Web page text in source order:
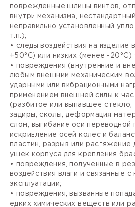
поврежденные шлицы винтов,
внутри механизма,
неправильно установленный
т.п.);
• следы воздействия на изделие
+50°С) или низких (менее -20°С)
• повреждения (внутренние и
любым внешним механическим
ударными или вибрационными
применением внешней силы к
(разбитое или выпавшее стекло,
задиры, сколы, деформация
слом, выгибание оси переводной
искривление осей колес и
пластин, разрыв или растяжение
ушек корпуса для крепления
• повреждения, полученные в
воздействия влаги и связанные
эксплуатации;
• повреждения, вызванные
едких химических веществ или